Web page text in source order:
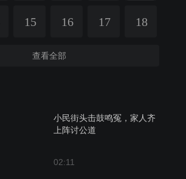
15 16 17 18
查看全部
小民街头击鼓鸣冤，家人齐
上阵讨公道
02:11